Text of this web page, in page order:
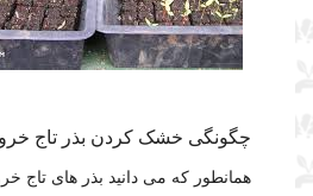
چگونگی خشک کردن بذر تاج
همانطور که می دانید بذر های تاج